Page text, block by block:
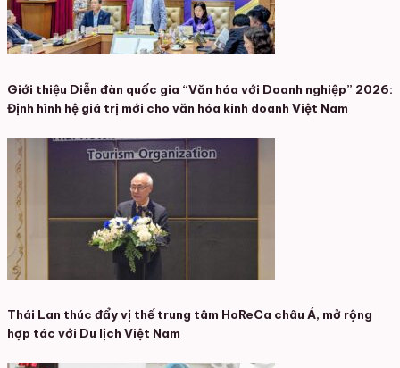
Giới thiệu Diễn đàn quốc gia “Văn hóa với Doanh nghiệp” 2026:
Định hình hệ giá trị mới cho văn hóa kinh doanh Việt Nam
Thái Lan thúc đẩy vị thế trung tâm HoReCa châu Á, mở rộng
hợp tác với Du lịch Việt Nam